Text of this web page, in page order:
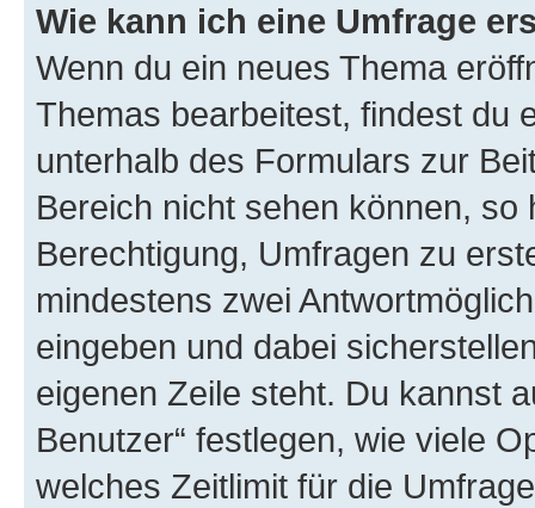
Wie kann ich eine Umfrage
Wenn du ein neues Thema
Themas bearbeitest, findest du
unterhalb des Formulars zur
Bereich nicht sehen können,
Berechtigung, Umfragen zu
mindestens zwei
eingeben und dabei
eigenen Zeile steht. Du kannst
Benutzer“ festlegen, wie viele
welches Zeitlimit für die